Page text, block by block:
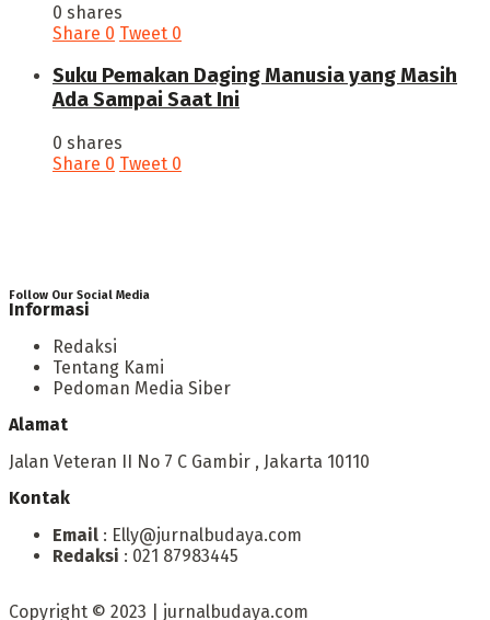
0 shares
Share 0 Tweet 0
‎Suku Pemakan Daging Manusia yang Masih
Ada Sampai Saat Ini
0 shares
Share 0 Tweet 0
Follow Our Social Media
Informasi
Redaksi
Tentang Kami
Pedoman Media Siber
Alamat
Jalan Veteran II No 7 C Gambir , Jakarta 10110
Kontak
Email : Elly@jurnalbudaya.com
Redaksi : 021 87983445
Copyright © 2023 | jurnalbudaya.com